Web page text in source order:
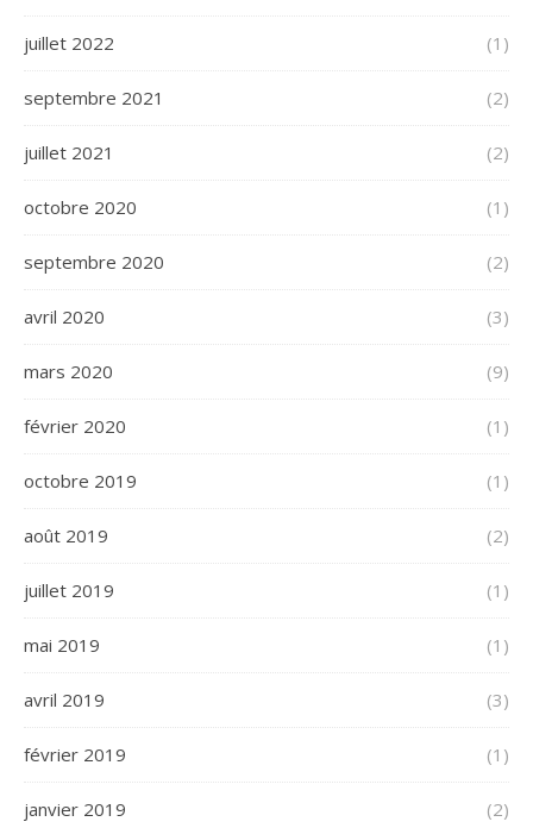
juillet 2022 (1)
septembre 2021 (2)
juillet 2021 (2)
octobre 2020 (1)
septembre 2020 (2)
avril 2020 (3)
mars 2020 (9)
février 2020 (1)
octobre 2019 (1)
août 2019 (2)
juillet 2019 (1)
mai 2019 (1)
avril 2019 (3)
février 2019 (1)
janvier 2019 (2)